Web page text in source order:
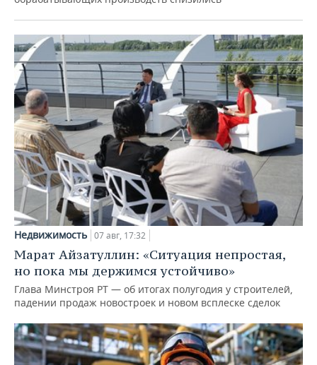
Недвижимость 07 авг, 17:32
Марат Айзатуллин: «Ситуация непростая,
но пока мы держимся устойчиво»
Глава Минстроя РТ — об итогах полугодия у строителей,
падении продаж новостроек и новом всплеске сделок